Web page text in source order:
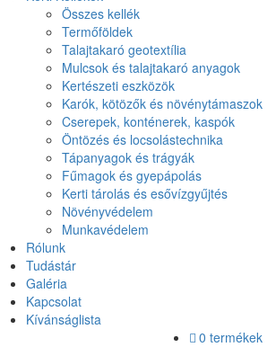
Összes kellék
Termőföldek
Talajtakaró geotextília
Mulcsok és talajtakaró anyagok
Kertészeti eszközök
Karók, kötözők és növénytámaszok
Cserepek, konténerek, kaspók
Öntözés és locsolástechnika
Tápanyagok és trágyák
Fűmagok és gyepápolás
Kerti tárolás és esővízgyűjtés
Növényvédelem
Munkavédelem
Rólunk
Tudástár
Galéria
Kapcsolat
Kívánságlista
0 termékek